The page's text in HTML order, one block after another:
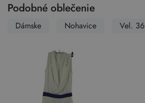
Podobné oblečenie
Dámske Nohavice Vel. 36